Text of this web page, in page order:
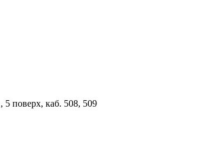
поверх, каб. 508, 509